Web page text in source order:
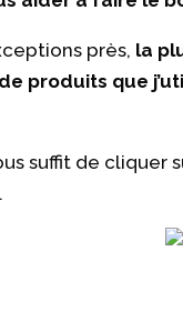
près, la
produits que
suffit de